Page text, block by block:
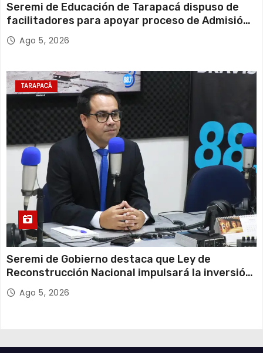
Seremi de Educación de Tarapacá dispuso de
facilitadores para apoyar proceso de Admisión
Escolar 2027
Ago 5, 2026
TARAPACÁ
Seremi de Gobierno destaca que Ley de
Reconstrucción Nacional impulsará la inversión
y el empleo en Tarapacá
Ago 5, 2026